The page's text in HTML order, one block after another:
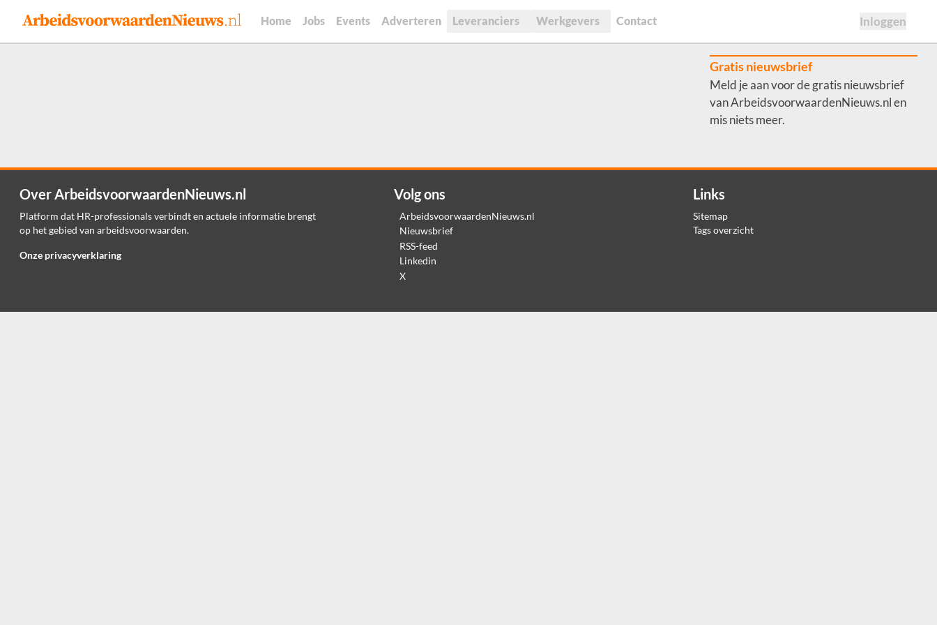
Home Jobs Events Adverteren Leveranciers Werkgevers Contact Inloggen
Gratis nieuwsbrief
Meld je aan voor de gratis nieuwsbrief
van ArbeidsvoorwaardenNieuws.nl en
mis niets meer.
Over ArbeidsvoorwaardenNieuws.nl
Platform dat HR-professionals verbindt en actuele informatie brengt
op het gebied van arbeidsvoorwaarden.
Onze privacyverklaring
Volg ons
ArbeidsvoorwaardenNieuws.nl
Nieuwsbrief
RSS-feed
Linkedin
X
Links
Sitemap
Tags overzicht